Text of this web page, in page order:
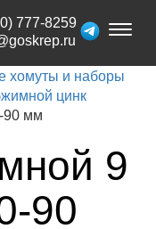
Toggle
777-8259
хомуты и наборы
цинк
90 мм
9
90